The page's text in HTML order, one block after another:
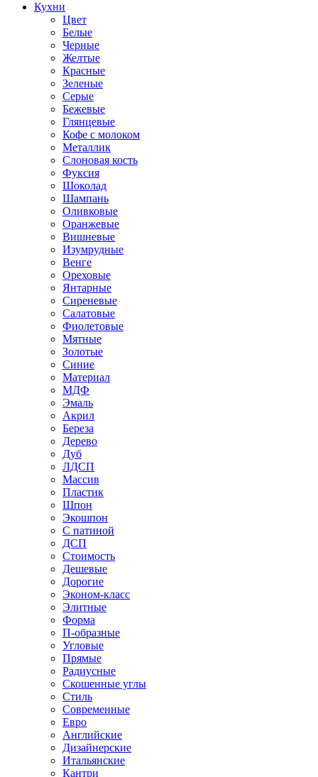
Кухни
Цвет
Белые
Черные
Желтые
Красные
Зеленые
Серые
Бежевые
Глянцевые
Кофе с молоком
Металлик
Слоновая кость
Фуксия
Шоколад
Шампань
Оливковые
Оранжевые
Вишневые
Изумрудные
Венге
Ореховые
Янтарные
Сиреневые
Салатовые
Фиолетовые
Мятные
Золотые
Синие
Материал
МДФ
Эмаль
Акрил
Береза
Дерево
Дуб
ЛДСП
Массив
Пластик
Шпон
Экошпон
С патиной
ДСП
Стоимость
Дешевые
Дорогие
Эконом-класс
Элитные
Форма
П-образные
Угловые
Прямые
Радиусные
Скошенные углы
Стиль
Современные
Евро
Английские
Дизайнерские
Итальянские
Кантри